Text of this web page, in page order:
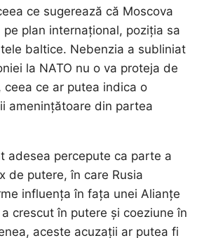
ce sugerează că Moscova
plan internațional, poziția sa
baltice. Nebenzia a subliniat
la NATO nu o va proteja de
ceea ce ar putea indica o
amenințătoare din partea
adesea percepute ca parte a
de putere, în care Rusia
influența în fața unei Alianțe
crescut în putere și coeziune în
aceste acuzații ar putea fi